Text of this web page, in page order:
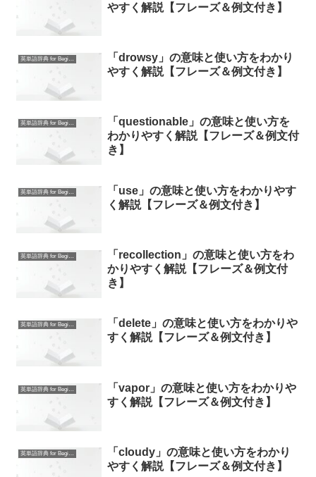
やすく解説【フレーズ＆例文付き】
英単語辞典 for Beginners
「drowsy」の意味と使い方をわかり
やすく解説【フレーズ＆例文付き】
英単語辞典 for Beginners
「questionable」の意味と使い方を
わかりやすく解説【フレーズ＆例文付
き】
英単語辞典 for Beginners
「use」の意味と使い方をわかりやす
く解説【フレーズ＆例文付き】
英単語辞典 for Beginners
「recollection」の意味と使い方をわ
かりやすく解説【フレーズ＆例文付
き】
英単語辞典 for Beginners
「delete」の意味と使い方をわかりや
すく解説【フレーズ＆例文付き】
英単語辞典 for Beginners
「vapor」の意味と使い方をわかりや
すく解説【フレーズ＆例文付き】
英単語辞典 for Beginners
「cloudy」の意味と使い方をわかり
やすく解説【フレーズ＆例文付き】